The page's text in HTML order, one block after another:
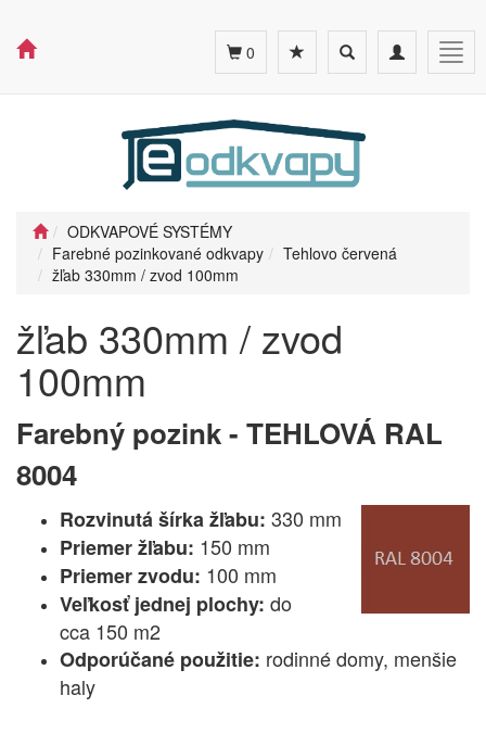
Toggle
navigation
Toggle
search
0
ODKVAPOVÉ SYSTÉMY
Farebné pozinkované odkvapy
Tehlovo červená
žľab 330mm / zvod 100mm
žľab 330mm / zvod
100mm
Farebný pozink - TEHLOVÁ RAL
8004
Rozvinutá šírka žľabu: 330 mm
Priemer žľabu: 150 mm
Priemer zvodu: 100 mm
Veľkosť jednej plochy: do
cca 150 m2
Odporúčané použitie: rodinné domy, menšie
haly